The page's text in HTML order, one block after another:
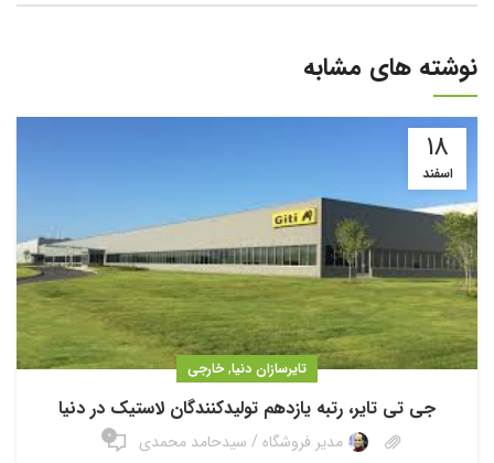
نوشته های مشابه
18
اسفند
تایرسازان دنیا,خارجی
جی تی تایر، رتبه یازدهم تولیدکنندگان لاستیک در دنیا
مدیر فروشگاه / سیدحامد محمدی 0